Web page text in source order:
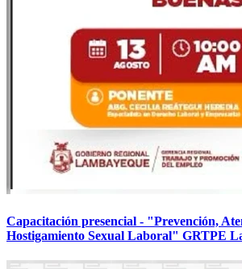
Capacitación presencial - "Prevención,
Hostigamiento Sexual Laboral" GRTPE